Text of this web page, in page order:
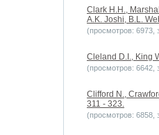
Clark H.H.,
A.K. Joshi, B.L.
(просмотров: 6973,
Cleland D.I., King
(просмотров: 6642,
Clifford N.,
311 - 323.
(просмотров: 6858,